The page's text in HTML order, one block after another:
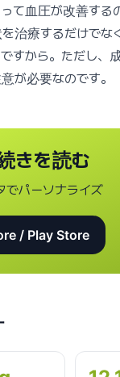
て血圧が改善する
治療するだけでな
すから。ただし、
が必要なのです。
きを読む
でパーソナライズ
/ Play Store